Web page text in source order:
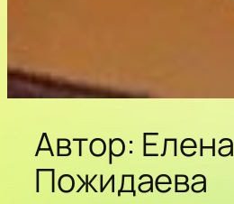
Автор: Елена
Пожидаева